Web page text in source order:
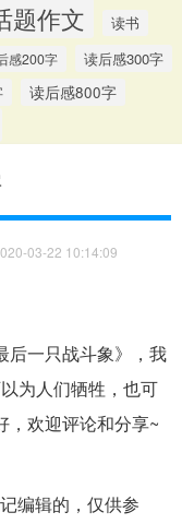
题作文 读书
感200字 读后感300字
读后感800字
03-22 10:14:09
后一只战斗象》，我
为人们牺牲，也可
，欢迎评论和分享~
编辑的，仅供参